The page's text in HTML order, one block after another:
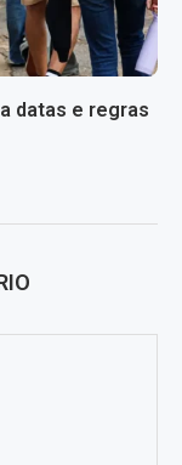
datas e regras